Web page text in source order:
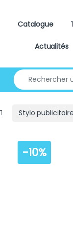
Catalogue
Actualités
Search for:
Stylo publicitaire
-10%